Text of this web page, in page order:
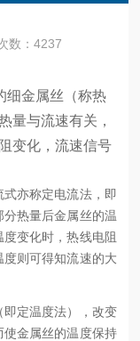
数：4237
金属丝（称热
量与流速有关，
变化，流速信号
亦称定电流法，即
热量后金属丝的温
变化时，热线电阻
则可得知流速的大
定温度法），改变
金属丝的温度保持